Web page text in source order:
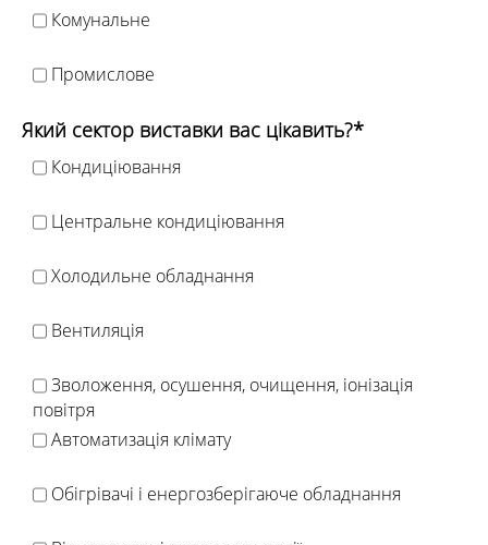
Комунальне
Промислове
Який сектор виставки вас цікавить?*
Кондиціювання
Центральне кондиціювання
Холодильне обладнання
Вентиляція
Зволоження, осушення, очищення, іонізація
повітря
Автоматизація клімату
Обігрівачі і енергозберігаюче обладнання